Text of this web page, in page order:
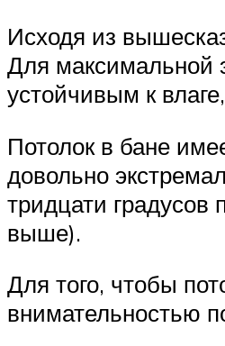
Исходя из
Для максимальной
устойчивым к
Потолок в бане
довольно
тридцати
выше).
Для того, чтобы
внимательностью